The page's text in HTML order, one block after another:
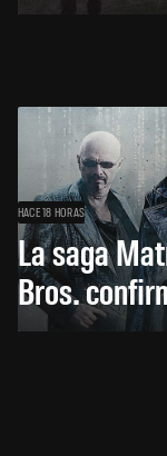
HACE 18 HORAS
La saga
Bros.